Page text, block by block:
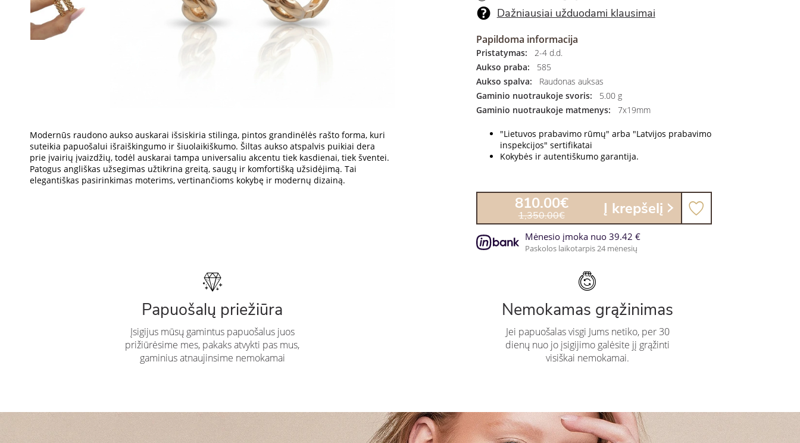
Modernūs raudono aukso auskarai išsiskiria stilinga, pintos grandinėlės rašto forma, kuri
suteikia papuošalui išraiškingumo ir šiuolaikiškumo. Šiltas aukso atspalvis puikiai dera
prie įvairių įvaizdžių, todėl auskarai tampa universaliu akcentu tiek kasdienai, tiek šventei.
Patogus angliškas užsegimas užtikrina greitą, saugų ir komfortišką užsidėjimą. Tai
elegantiškas pasirinkimas moterims, vertinančioms kokybę ir modernų dizainą.
Dažniausiai užduodami klausimai
Papildoma informacija
Pristatymas:
2-4 d.d.
Aukso praba:
585
Aukso spalva:
Raudonas auksas
Gaminio nuotraukoje svoris:
5.00 g
Gaminio nuotraukoje matmenys:
7x19mm
"Lietuvos prabavimo rūmų" arba "Latvijos prabavimo
inspekcijos" sertifikatai
Kokybės ir autentiškumo garantija.
810.00€
1,350.00€ Į krepšelį
Mėnesio įmoka nuo 39.42 €
Paskolos laikotarpis 24 mėnesių
Papuošalų priežiūra
Įsigijus mūsų gamintus papuošalus juos
prižiūrėsime mes, pakaks atvykti pas mus,
gaminius atnaujinsime nemokamai
Nemokamas grąžinimas
Jei papuošalas visgi Jums netiko, per 30
dienų nuo jo įsigijimo galėsite jį grąžinti
visiškai nemokamai.